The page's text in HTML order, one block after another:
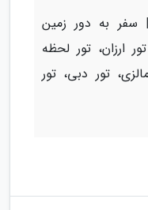
سفر به دور زمین
ارزان، تور لحظه
تور دبی، تور